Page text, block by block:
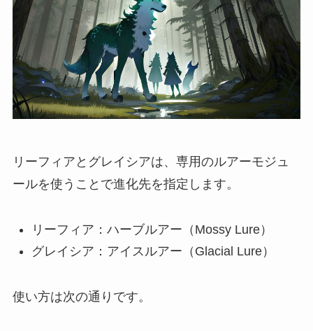
リーフィアとグレイシアは、専用のルアーモジュ
ールを使うことで進化先を指定します。
リーフィア：ハーブルアー（Mossy Lure）
グレイシア：アイスルアー（Glacial Lure）
使い方は次の通りです。